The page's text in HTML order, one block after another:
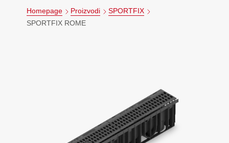
Homepage Proizvodi
SPORTFIX
SPORTFIX ROME